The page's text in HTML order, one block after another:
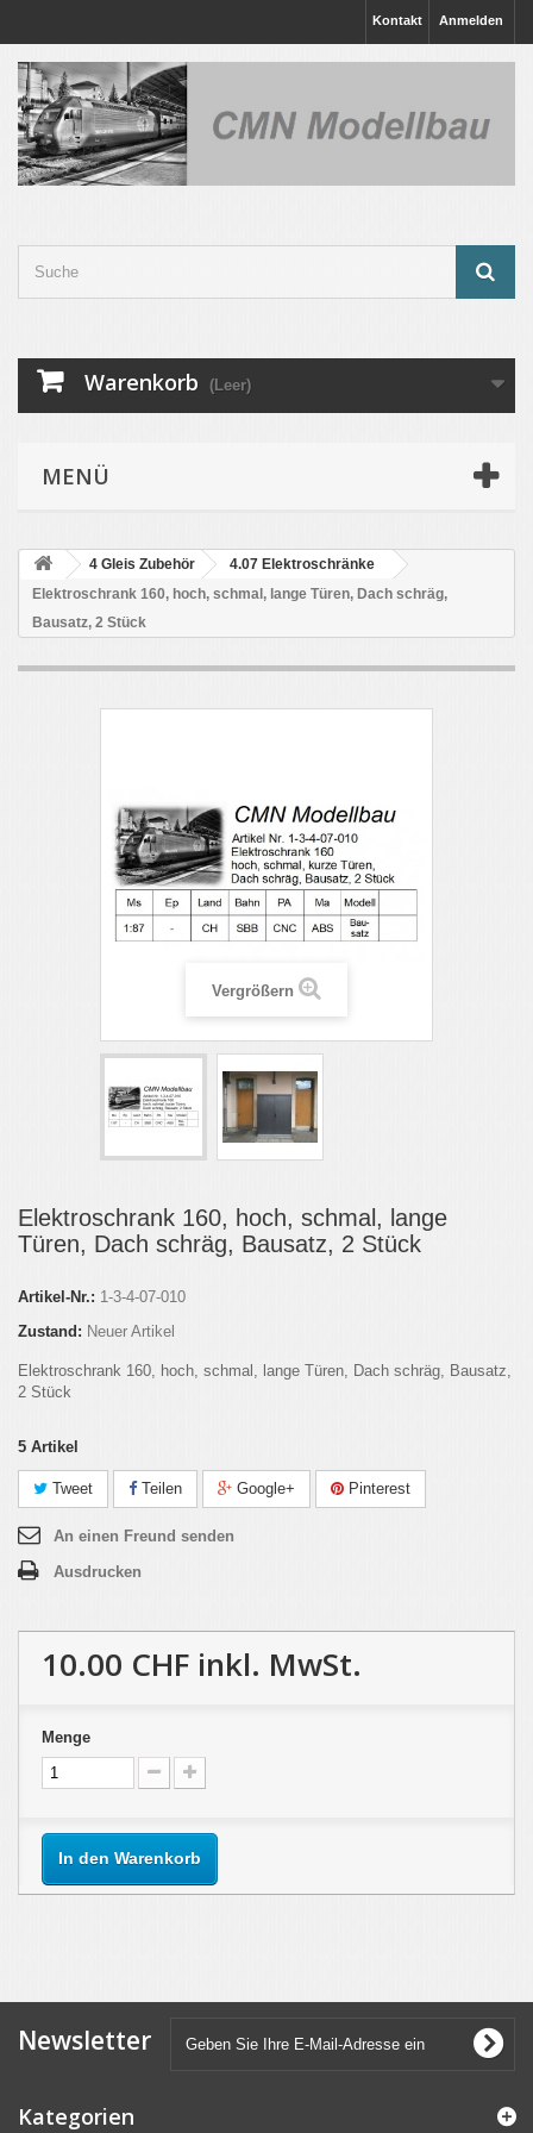
Anmelden
Kontakt
Warenkorb (Leer)
MENÜ
4 Gleis Zubehör
4.07 Elektroschränke
Elektroschrank 160, hoch, schmal, lange Türen, Dach schräg,
Bausatz, 2 Stück
Vergrößern
Elektroschrank 160, hoch, schmal, lange
Türen, Dach schräg, Bausatz, 2 Stück
Artikel-Nr.: 1-3-4-07-010
Zustand: Neuer Artikel
Elektroschrank 160, hoch, schmal, lange Türen, Dach schräg, Bausatz,
2 Stück
5 Artikel
Tweet Teilen Google+ Pinterest
An einen Freund senden
Ausdrucken
10.00 CHF inkl. MwSt.
Menge
In den Warenkorb
Newsletter
Kategorien